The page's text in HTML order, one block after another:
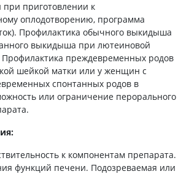
приготовлении к
оплодотворению, программа
Профилактика обычного выкидыша
выкидыша при лютеиновой
Профилактика преждевременных родов
шейкой матки или у женщин с
спонтанных родов в
или ограничение перорального
к компонентам препарата.
функций печени. Подозреваемая или